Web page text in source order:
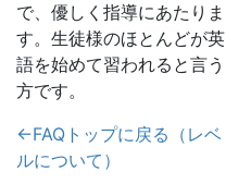
で、優しく指導にあたりま
す。生徒様のほとんどが英
語を始めて習われると言う
方です。
←FAQトップに戻る（レベ
ルについて）